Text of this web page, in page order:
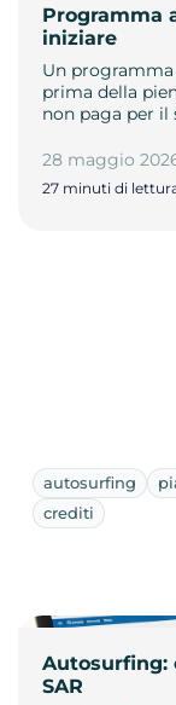
Programma
iniziare
Un
prima della
non paga per il
28 maggio
27 minuti di
autosurfing
crediti
Autosurfing:
SAR